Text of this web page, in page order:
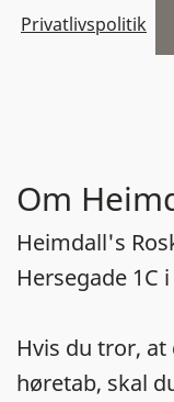
Privatlivspolitik
Om
Heimdall's
Hersegade 1C
Hvis du tror,
høretab, skal